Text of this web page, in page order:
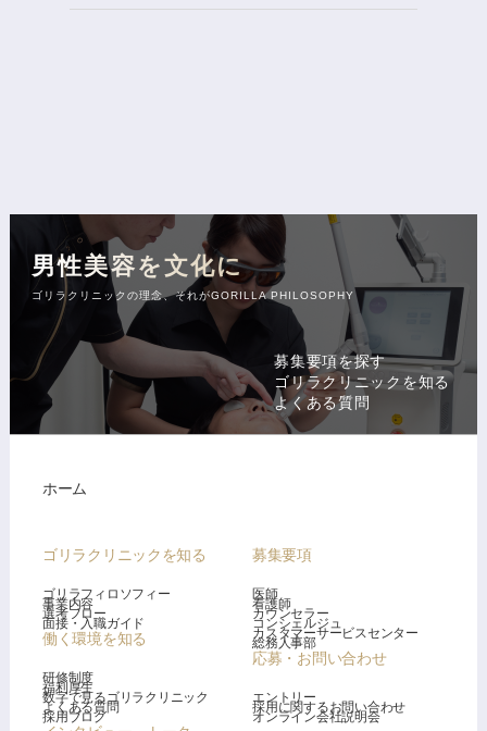
男性美容を文化に
ゴリラクリニックの理念、それがGORILLA PHILOSOPHY
募集要項を探す
ゴリラクリニックを知る
よくある質問
ホーム
ゴリラクリニックを知る
ゴリラフィロソフィー
事業内容
選考フロー
面接・入職ガイド
働く環境を知る
研修制度
福利厚生
数字で見るゴリラクリニック
よくある質問
採用ブログ
募集要項
医師
看護師
カウンセラー
コンシェルジュ
カスタマーサービスセンター
総務人事部
応募・お問い合わせ
エントリー
採用に関するお問い合わせ
オンライン会社説明会